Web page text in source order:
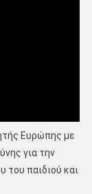
Ευρώπης με
για την
του παιδιού και